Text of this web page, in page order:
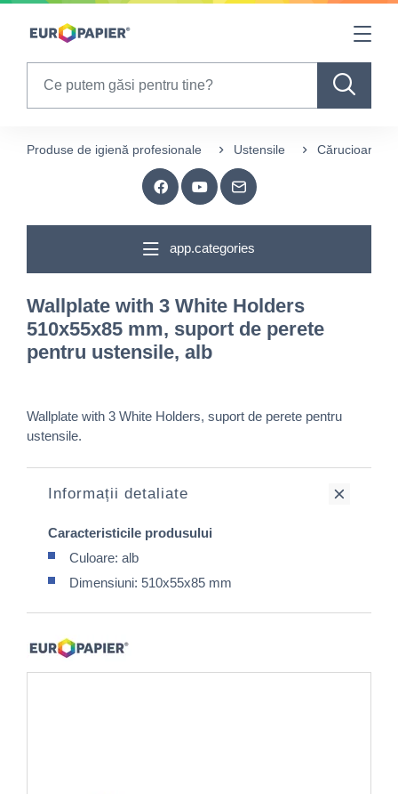
Table Of Content
Produse de igienă profesionale Ustensile Cărucioare și
app.categories
Wallplate with 3 White Holders
510x55x85 mm, suport de perete
pentru ustensile, alb
Wallplate with 3 White Holders, suport de perete pentru
ustensile.
Informații detaliate
Caracteristicile produsului
Culoare: alb
Dimensiuni: 510x55x85 mm